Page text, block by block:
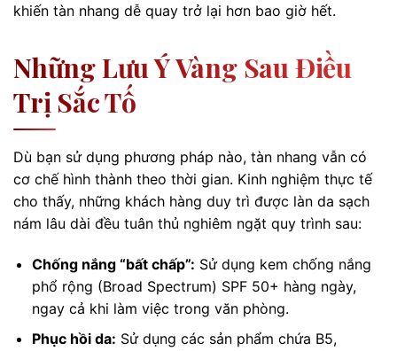
khiến tàn nhang dễ quay trở lại hơn bao giờ hết.
Những Lưu Ý Vàng Sau Điều
Trị Sắc Tố
Dù bạn sử dụng phương pháp nào, tàn nhang vẫn có
cơ chế hình thành theo thời gian. Kinh nghiệm thực tế
cho thấy, những khách hàng duy trì được làn da sạch
nám lâu dài đều tuân thủ nghiêm ngặt quy trình sau:
Chống nắng “bất chấp”: Sử dụng kem chống nắng
phổ rộng (Broad Spectrum) SPF 50+ hàng ngày,
ngay cả khi làm việc trong văn phòng.
Phục hồi da: Sử dụng các sản phẩm chứa B5,